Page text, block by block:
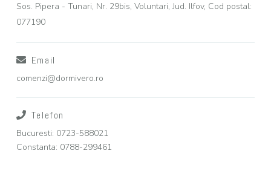
Sos. Pipera - Tunari, Nr. 29bis, Voluntari, Jud. Ilfov, Cod postal:
077190
Email
comenzi@dormivero.ro
Telefon
Bucuresti: 0723-588021
Constanta: 0788-299461